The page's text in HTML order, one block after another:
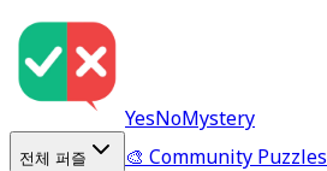
YesNoMystery
전체 퍼즐 🎨 Community Puzzles